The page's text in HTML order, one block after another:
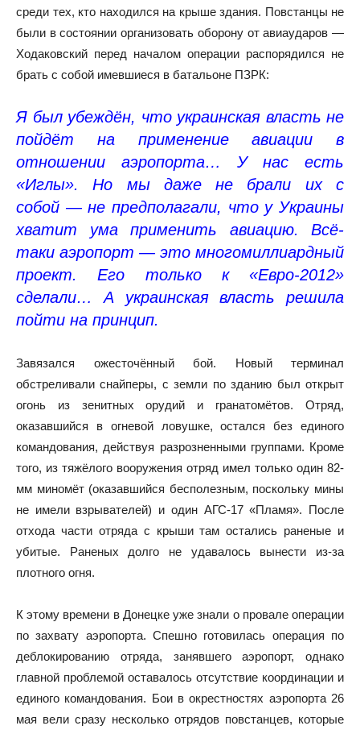
среди тех, кто находился на крыше здания. Повстанцы не
были в состоянии организовать оборону от авиаударов —
Ходаковский перед началом операции распорядился не
брать с собой имевшиеся в батальоне ПЗРК:
Я был убеждён, что украинская власть не
пойдёт на применение авиации в
отношении аэропорта… У нас есть
«Иглы». Но мы даже не брали их с
собой — не предполагали, что у Украины
хватит ума применить авиацию. Всё-
таки аэропорт — это многомиллиардный
проект. Его только к «Евро-2012»
сделали… А украинская власть решила
пойти на принцип.
Завязался ожесточённый бой. Новый терминал
обстреливали снайперы, с земли по зданию был открыт
огонь из зенитных орудий и гранатомётов. Отряд,
оказавшийся в огневой ловушке, остался без единого
командования, действуя разрозненными группами. Кроме
того, из тяжёлого вооружения отряд имел только один 82-
мм миномёт (оказавшийся бесполезным, поскольку мины
не имели взрывателей) и один АГС-17 «Пламя». После
отхода части отряда с крыши там остались раненые и
убитые. Раненых долго не удавалось вынести из-за
плотного огня.
К этому времени в Донецке уже знали о провале операции
по захвату аэропорта. Спешно готовилась операция по
деблокированию отряда, занявшего аэропорт, однако
главной проблемой оставалось отсутствие координации и
единого командования. Бои в окрестностях аэропорта 26
мая вели сразу несколько отрядов повстанцев, которые